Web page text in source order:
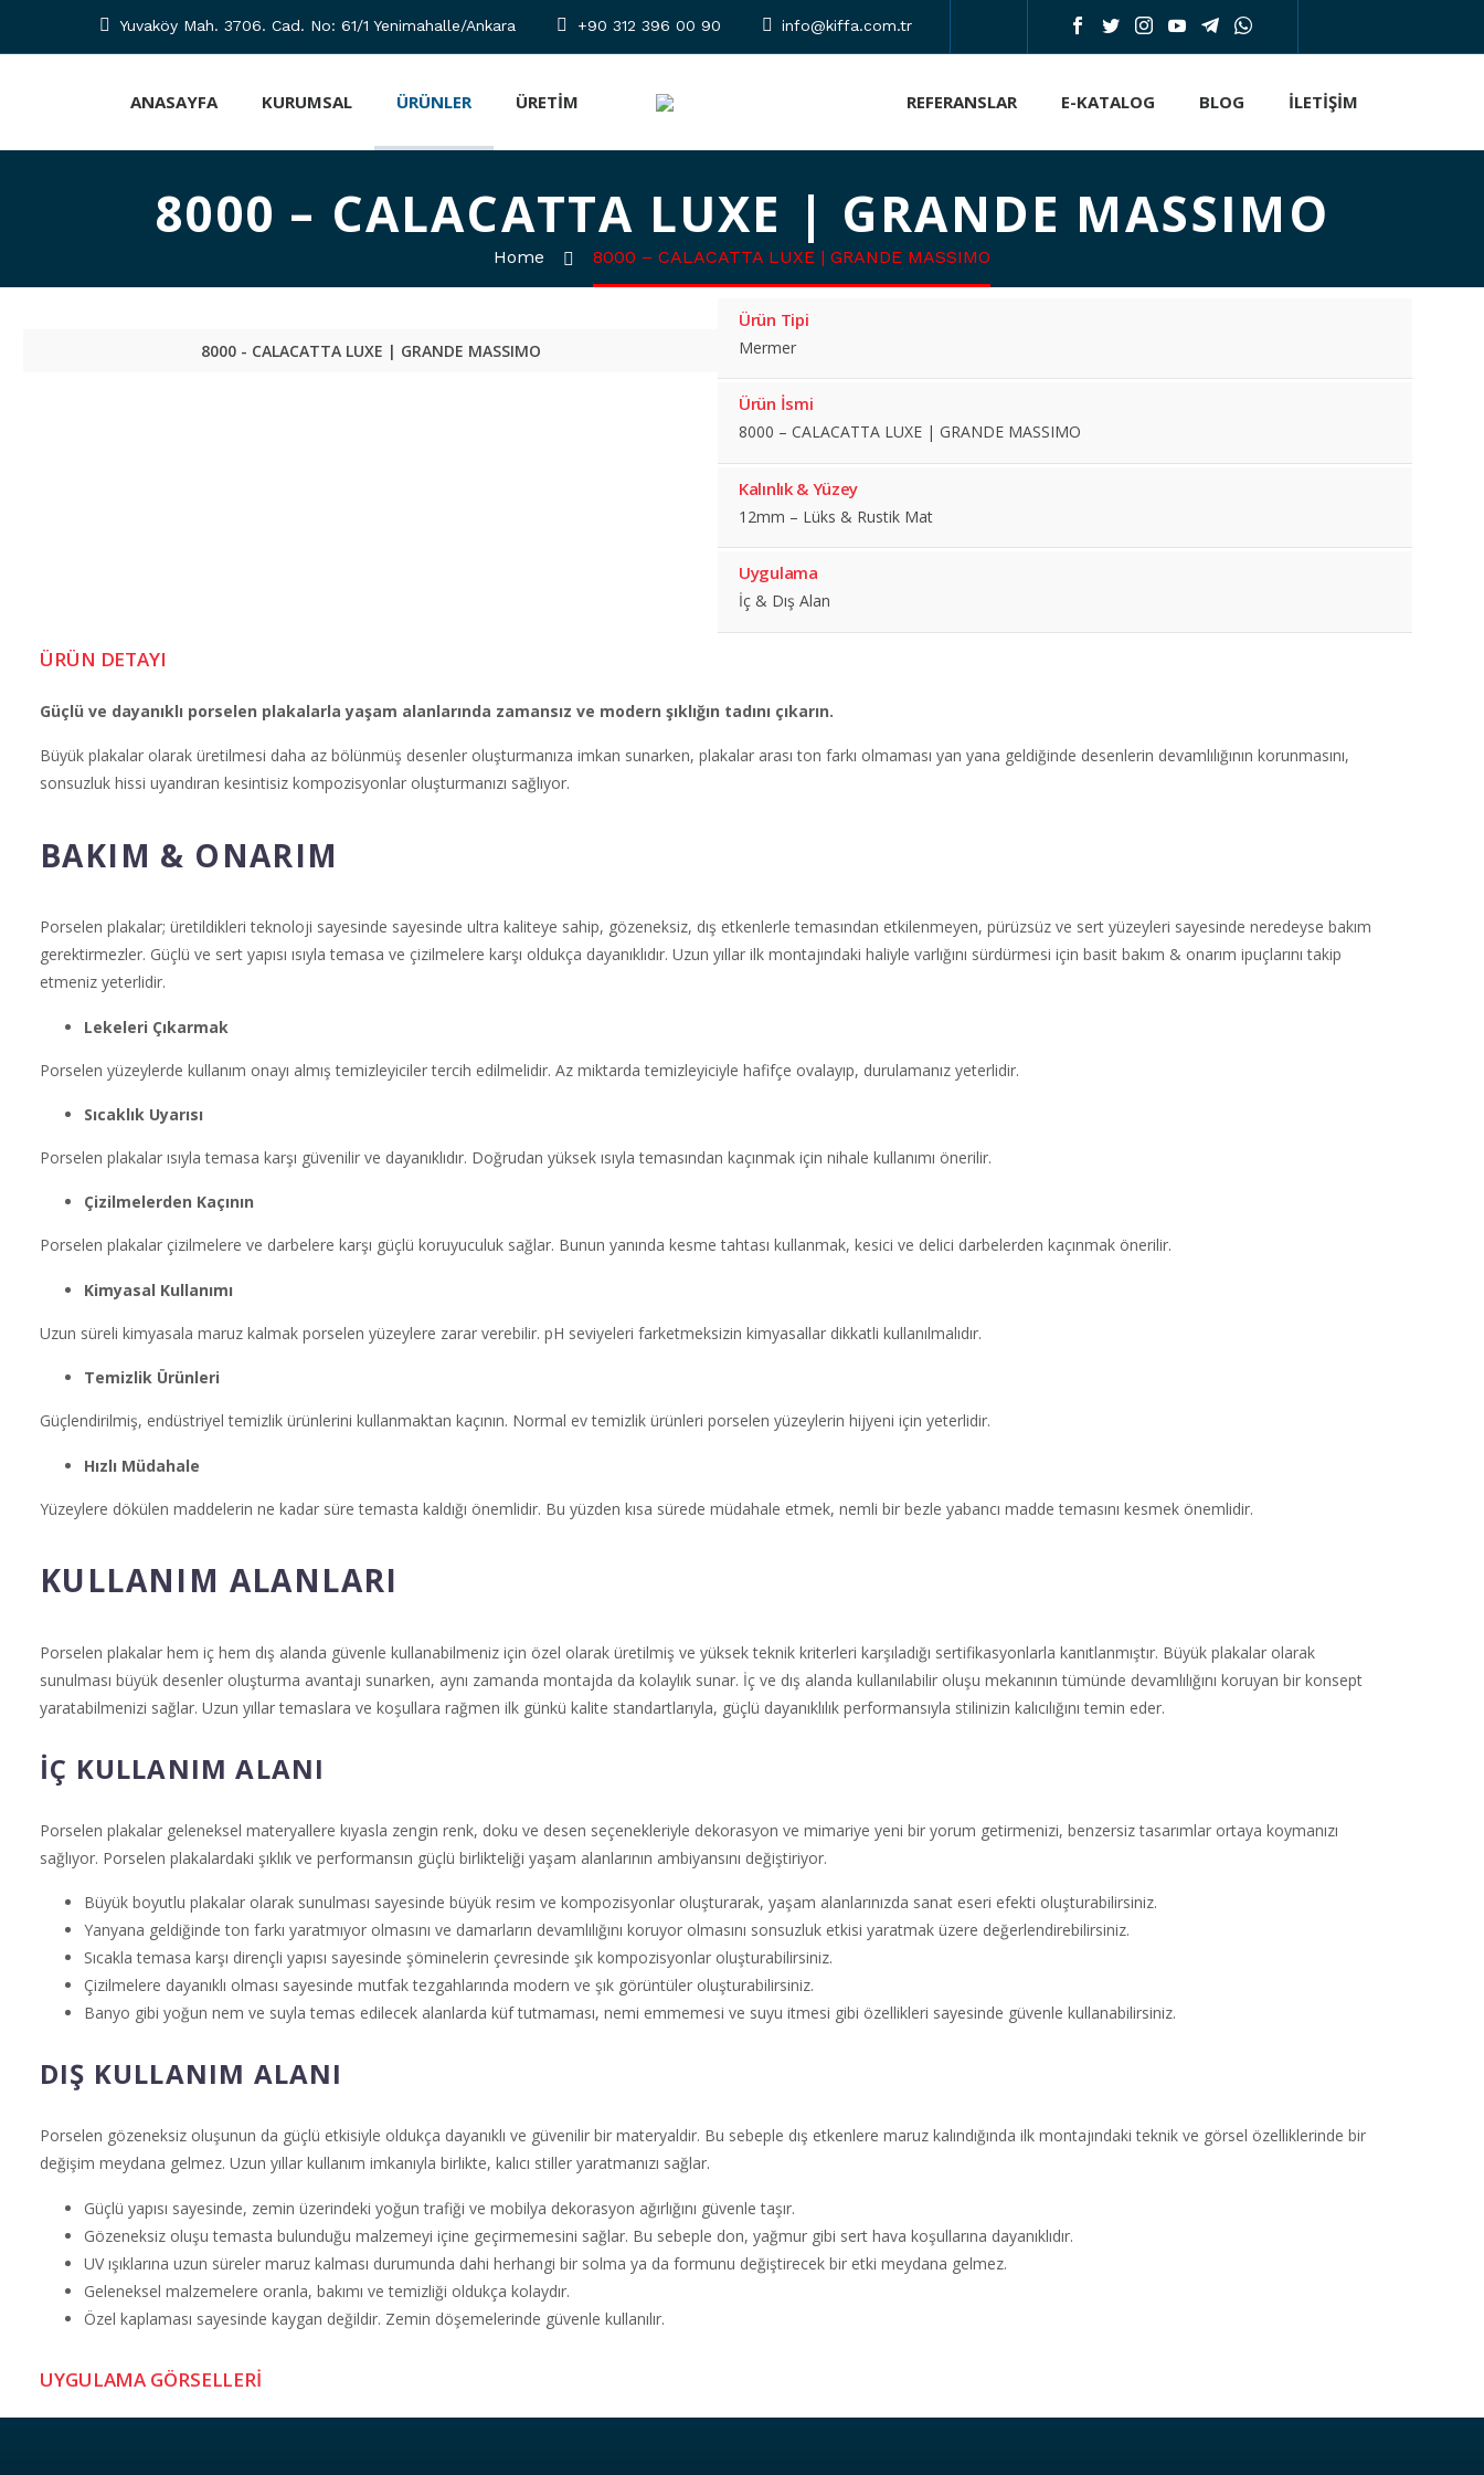
Yuvaköy Mah. 3706. Cad. No: 61/1 Yenimahalle/Ankara +90 312 396 00 90 info@kiffa.com.tr
ANASAYFA KURUMSAL ÜRÜNLER ÜRETIM REFERANSLAR E-KATALOG BLOG İLETIŞIM
8000 – CALACATTA LUXE | GRANDE MASSIMO
Home 8000 – CALACATTA LUXE | GRANDE MASSIMO
8000 - CALACATTA LUXE | GRANDE MASSIMO
Ürün Tipi
Mermer
Ürün İsmi
8000 – CALACATTA LUXE | GRANDE MASSIMO
Kalınlık & Yüzey
12mm – Lüks & Rustik Mat
Uygulama
İç & Dış Alan
ÜRÜN DETAYI
Güçlü ve dayanıklı porselen plakalarla yaşam alanlarında zamansız ve modern şıklığın tadını çıkarın.
Büyük plakalar olarak üretilmesi daha az bölünmüş desenler oluşturmanıza imkan sunarken, plakalar arası ton farkı olmaması yan yana geldiğinde desenlerin devamlılığının korunmasını,
sonsuzluk hissi uyandıran kesintisiz kompozisyonlar oluşturmanızı sağlıyor.
BAKIM & ONARIM
Porselen plakalar; üretildikleri teknoloji sayesinde sayesinde ultra kaliteye sahip, gözeneksiz, dış etkenlerle temasından etkilenmeyen, pürüzsüz ve sert yüzeyleri sayesinde neredeyse bakım
gerektirmezler. Güçlü ve sert yapısı ısıyla temasa ve çizilmelere karşı oldukça dayanıklıdır. Uzun yıllar ilk montajındaki haliyle varlığını sürdürmesi için basit bakım & onarım ipuçlarını takip
etmeniz yeterlidir.
Lekeleri Çıkarmak
Porselen yüzeylerde kullanım onayı almış temizleyiciler tercih edilmelidir. Az miktarda temizleyiciyle hafifçe ovalayıp, durulamanız yeterlidir.
Sıcaklık Uyarısı
Porselen plakalar ısıyla temasa karşı güvenilir ve dayanıklıdır. Doğrudan yüksek ısıyla temasından kaçınmak için nihale kullanımı önerilir.
Çizilmelerden Kaçının
Porselen plakalar çizilmelere ve darbelere karşı güçlü koruyuculuk sağlar. Bunun yanında kesme tahtası kullanmak, kesici ve delici darbelerden kaçınmak önerilir.
Kimyasal Kullanımı
Uzun süreli kimyasala maruz kalmak porselen yüzeylere zarar verebilir. pH seviyeleri farketmeksizin kimyasallar dikkatli kullanılmalıdır.
Temizlik Ürünleri
Güçlendirilmiş, endüstriyel temizlik ürünlerini kullanmaktan kaçının. Normal ev temizlik ürünleri porselen yüzeylerin hijyeni için yeterlidir.
Hızlı Müdahale
Yüzeylere dökülen maddelerin ne kadar süre temasta kaldığı önemlidir. Bu yüzden kısa sürede müdahale etmek, nemli bir bezle yabancı madde temasını kesmek önemlidir.
KULLANIM ALANLARI
Porselen plakalar hem iç hem dış alanda güvenle kullanabilmeniz için özel olarak üretilmiş ve yüksek teknik kriterleri karşıladığı sertifikasyonlarla kanıtlanmıştır. Büyük plakalar olarak
sunulması büyük desenler oluşturma avantajı sunarken, aynı zamanda montajda da kolaylık sunar. İç ve dış alanda kullanılabilir oluşu mekanının tümünde devamlılığını koruyan bir konsept
yaratabilmenizi sağlar. Uzun yıllar temaslara ve koşullara rağmen ilk günkü kalite standartlarıyla, güçlü dayanıklılık performansıyla stilinizin kalıcılığını temin eder.
İÇ KULLANIM ALANI
Porselen plakalar geleneksel materyallere kıyasla zengin renk, doku ve desen seçenekleriyle dekorasyon ve mimariye yeni bir yorum getirmenizi, benzersiz tasarımlar ortaya koymanızı
sağlıyor. Porselen plakalardaki şıklık ve performansın güçlü birlikteliği yaşam alanlarının ambiyansını değiştiriyor.
Büyük boyutlu plakalar olarak sunulması sayesinde büyük resim ve kompozisyonlar oluşturarak, yaşam alanlarınızda sanat eseri efekti oluşturabilirsiniz.
Yanyana geldiğinde ton farkı yaratmıyor olmasını ve damarların devamlılığını koruyor olmasını sonsuzluk etkisi yaratmak üzere değerlendirebilirsiniz.
Sıcakla temasa karşı dirençli yapısı sayesinde şöminelerin çevresinde şık kompozisyonlar oluşturabilirsiniz.
Çizilmelere dayanıklı olması sayesinde mutfak tezgahlarında modern ve şık görüntüler oluşturabilirsiniz.
Banyo gibi yoğun nem ve suyla temas edilecek alanlarda küf tutmaması, nemi emmemesi ve suyu itmesi gibi özellikleri sayesinde güvenle kullanabilirsiniz.
DIŞ KULLANIM ALANI
Porselen gözeneksiz oluşunun da güçlü etkisiyle oldukça dayanıklı ve güvenilir bir materyaldir. Bu sebeple dış etkenlere maruz kalındığında ilk montajındaki teknik ve görsel özelliklerinde bir
değişim meydana gelmez. Uzun yıllar kullanım imkanıyla birlikte, kalıcı stiller yaratmanızı sağlar.
Güçlü yapısı sayesinde, zemin üzerindeki yoğun trafiği ve mobilya dekorasyon ağırlığını güvenle taşır.
Gözeneksiz oluşu temasta bulunduğu malzemeyi içine geçirmemesini sağlar. Bu sebeple don, yağmur gibi sert hava koşullarına dayanıklıdır.
UV ışıklarına uzun süreler maruz kalması durumunda dahi herhangi bir solma ya da formunu değiştirecek bir etki meydana gelmez.
Geleneksel malzemelere oranla, bakımı ve temizliği oldukça kolaydır.
Özel kaplaması sayesinde kaygan değildir. Zemin döşemelerinde güvenle kullanılır.
UYGULAMA GÖRSELLERİ